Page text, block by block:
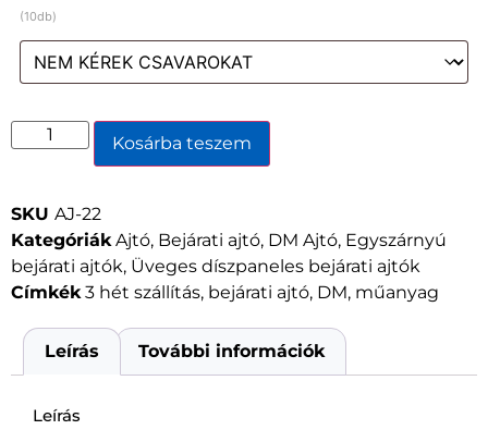
(10db)
Kosárba teszem
SKU AJ-22
Kategóriák Ajtó, Bejárati ajtó, DM Ajtó, Egyszárnyú
bejárati ajtók, Üveges díszpaneles bejárati ajtók
Címkék 3 hét szállítás, bejárati ajtó, DM, műanyag
Leírás További információk
Leírás